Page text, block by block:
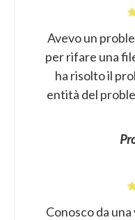
Avevo un
per rifare una
ha risolto il
entità del
Conosco da